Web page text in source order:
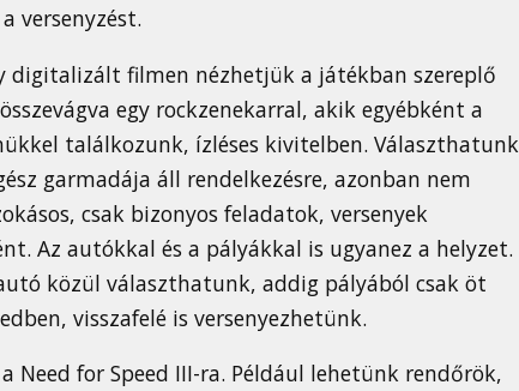
versenyzést.
filmen nézhetjük a játékban szereplő
egy rockzenekarral, akik egyébként a
találkozunk, ízléses kivitelben. Választhatunk
garmadája áll rendelkezésre, azonban nem
csak bizonyos feladatok, versenyek
Az autókkal és a pályákkal is ugyanez a helyzet.
közül választhatunk, addig pályából csak öt
visszafelé is versenyezhetünk.
for Speed III-ra. Például lehetünk rendőrök,